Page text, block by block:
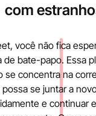
com
você não fica
de bate-papo. Essa
se concentra na
se juntar a
e continuar